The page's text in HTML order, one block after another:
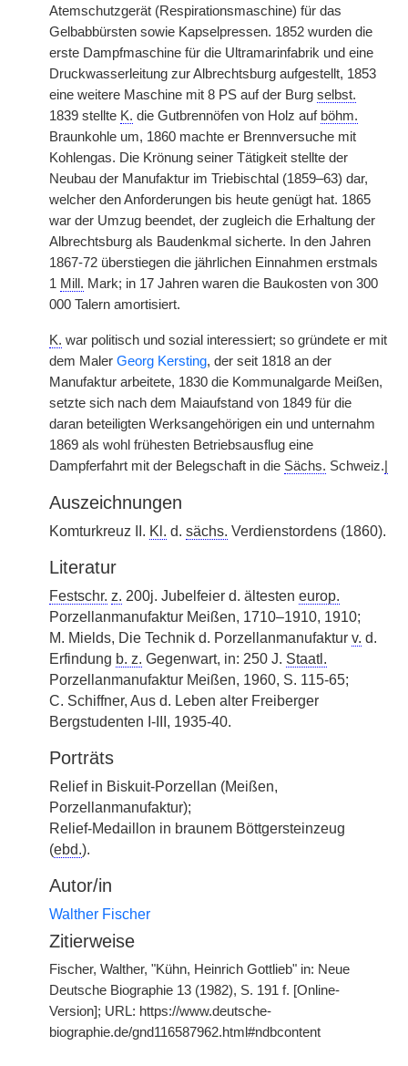
Atemschutzgerät (Respirationsmaschine) für das
Gelbabbürsten sowie Kapselpressen. 1852 wurden die
erste Dampfmaschine für die Ultramarinfabrik und eine
Druckwasserleitung zur Albrechtsburg aufgestellt, 1853
eine weitere Maschine mit 8 PS auf der Burg selbst.
1839 stellte K. die Gutbrennöfen von Holz auf böhm.
Braunkohle um, 1860 machte er Brennversuche mit
Kohlengas. Die Krönung seiner Tätigkeit stellte der
Neubau der Manufaktur im Triebischtal (1859–63) dar,
welcher den Anforderungen bis heute genügt hat. 1865
war der Umzug beendet, der zugleich die Erhaltung der
Albrechtsburg als Baudenkmal sicherte. In den Jahren
1867-72 überstiegen die jährlichen Einnahmen erstmals
1 Mill. Mark; in 17 Jahren waren die Baukosten von 300
000 Talern amortisiert.
K. war politisch und sozial interessiert; so gründete er mit
dem Maler Georg Kersting, der seit 1818 an der
Manufaktur arbeitete, 1830 die Kommunalgarde Meißen,
setzte sich nach dem Maiaufstand von 1849 für die
daran beteiligten Werksangehörigen ein und unternahm
1869 als wohl frühesten Betriebsausflug eine
Dampferfahrt mit der Belegschaft in die Sächs. Schweiz.
Auszeichnungen
Komturkreuz II. Kl. d. sächs. Verdienstordens (1860).
Literatur
Festschr. z. 200j. Jubelfeier d. ältesten europ.
Porzellanmanufaktur Meißen, 1710–1910, 1910;
M. Mields, Die Technik d. Porzellanmanufaktur v. d.
Erfindung b. z. Gegenwart, in: 250 J. Staatl.
Porzellanmanufaktur Meißen, 1960, S. 115-65;
C. Schiffner, Aus d. Leben alter Freiberger
Bergstudenten I-III, 1935-40.
Porträts
Relief in Biskuit-Porzellan (Meißen,
Porzellanmanufaktur);
Relief-Medaillon in braunem Böttgersteinzeug
(ebd.).
Autor/in
Walther Fischer
Zitierweise
Fischer, Walther, "Kühn, Heinrich Gottlieb" in: Neue
Deutsche Biographie 13 (1982), S. 191 f. [Online-
Version]; URL: https://www.deutsche-
biographie.de/gnd116587962.html#ndbcontent